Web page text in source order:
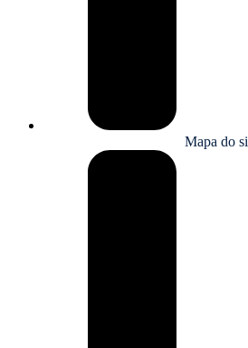
Mapa do